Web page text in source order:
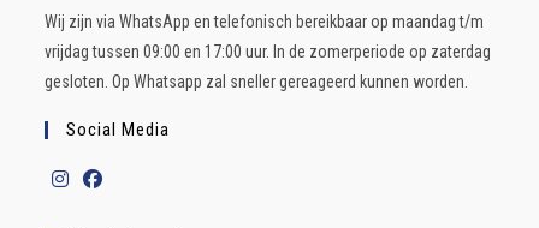
Wij zijn via WhatsApp en telefonisch bereikbaar op maandag t/m
vrijdag tussen 09:00 en 17:00 uur. In de zomerperiode op zaterdag
gesloten. Op Whatsapp zal sneller gereageerd kunnen worden.
Social Media